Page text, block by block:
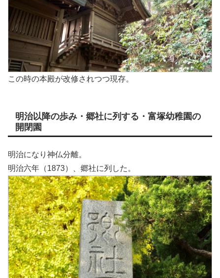
この時の本殿が改修されつつ現存。
明治以降の歩み・郷社に列する・富塚幼稚園の
開閉園
明治になり神仏分離。
明治六年（1873）、郷社に列した。